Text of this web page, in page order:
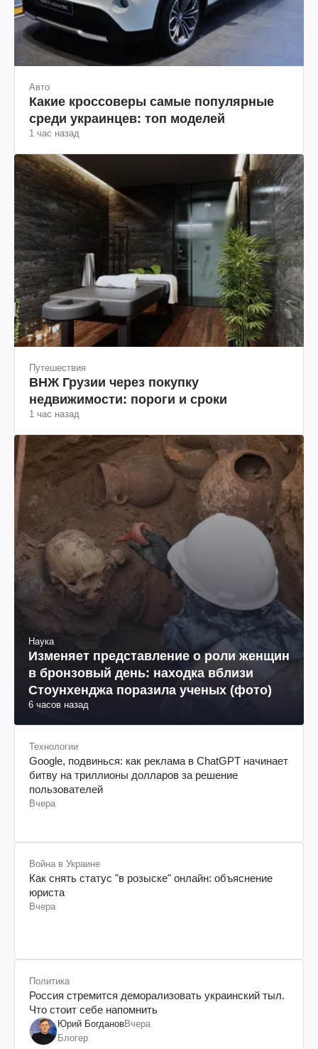
Авто
Какие кроссоверы самые популярные
среди украинцев: топ моделей
1 час назад
Путешествия
ВНЖ Грузии через покупку
недвижимости: пороги и сроки
1 час назад
Наука
Изменяет представление о роли женщин
в бронзовый день: находка вблизи
Стоунхенджа поразила ученых (фото)
6 часов назад
Технологии
Google, подвинься: как реклама в ChatGPT начинает
битву на триллионы долларов за решение
пользователей
Вчера
Война в Украине
Как снять статус "в розыске" онлайн: объяснение
юриста
Вчера
Политика
Россия стремится деморализовать украинский тыл.
Что стоит себе напомнить
Юрий БогдановВчера
Блогер